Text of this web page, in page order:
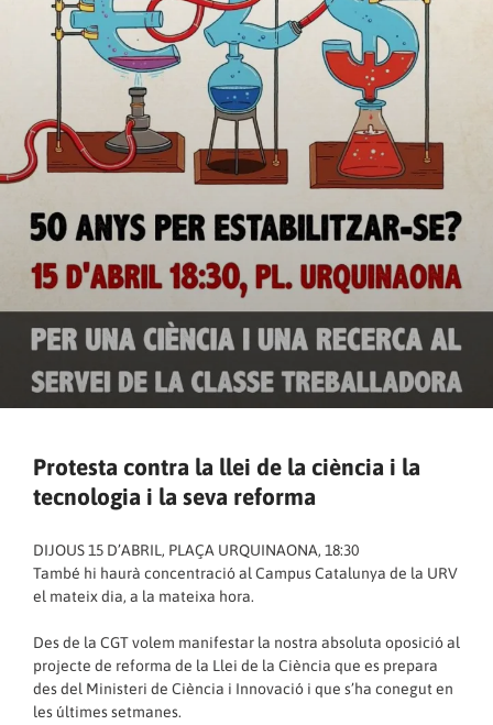
Protesta contra la llei de la ciència i la
tecnologia i la seva reforma
DIJOUS 15 D’ABRIL, PLAÇA URQUINAONA, 18:30
També hi haurà concentració al Campus Catalunya de la URV
el mateix dia, a la mateixa hora.
Des de la CGT volem manifestar la nostra absoluta oposició al
projecte de reforma de la Llei de la Ciència que es prepara
des del Ministeri de Ciència i Innovació i que s’ha conegut en
les últimes setmanes.